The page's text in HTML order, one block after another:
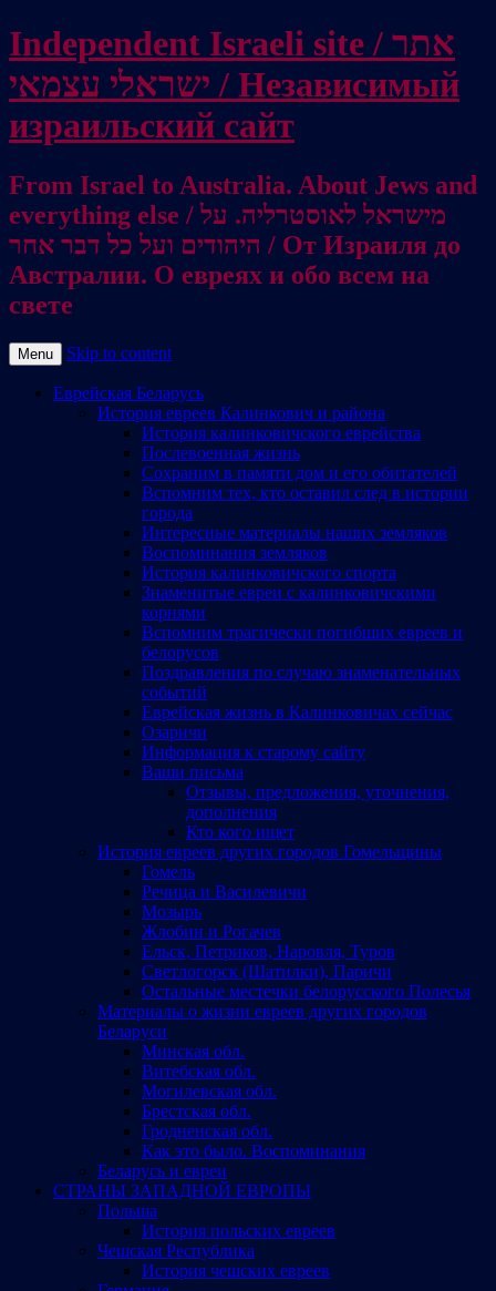
Independent Israeli site / אתר
ישראלי עצמאי / Независимый
израильский сайт
From Israel to Australia. About Jews and
everything else / מישראל לאוסטרליה. על
היהודים ועל כל דבר אחר / От Израиля до
Австралии. О евреях и обо всем на
свете
Menu Skip to content
Еврейская Беларусь
История евреев Калинкович и района
История калинковичского еврейства
Послевоенная жизнь
Сохраним в памяти дом и его обитателей
Вспомним тех, кто оставил след в истории
города
Интересные материалы наших земляков
Воспоминания земляков
История калинковичского спорта
Знаменитые евреи с калинковичскими
корнями
Вспомним трагически погибших евреев и
белорусов
Поздравления по случаю знаменательных
событий
Еврейская жизнь в Калинковичах сейчас
Озаричи
Информация к старому сайту
Ваши письма
Отзывы, предложения, уточнения,
дополнения
Кто кого ищет
История евреев других городов Гомельщины
Гомель
Речица и Василевичи
Мозырь
Жлобин и Рогачев
Ельск, Петриков, Наровля, Туров
Светлогорск (Шатилки), Паричи
Остальные местечки белорусского Полесья
Материалы о жизни евреев других городов
Беларуси
Минская обл.
Витебская обл.
Могилевская обл.
Брестская обл.
Гродненская обл.
Как это было. Воспоминания
Беларусь и евреи
СТРАНЫ ЗАПАДНОЙ ЕВРОПЫ
Польша
История польских евреев
Чешская Республика
История чешских евреев